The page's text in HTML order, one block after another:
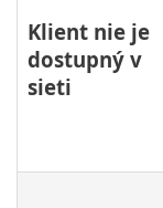
Klient nie je
dostupný v
sieti